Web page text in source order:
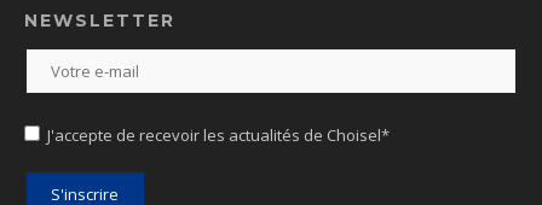
NEWSLETTER
J'accepte de recevoir les actualités de Choisel*